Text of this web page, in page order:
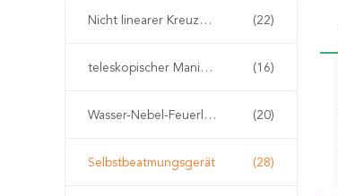
Nicht linearer Kreuzungs-Detektor (22)
teleskopischer Manipulator eod (16)
Wasser-Nebel-Feuerlöscher (20)
Selbstbeatmungsgerät (28)